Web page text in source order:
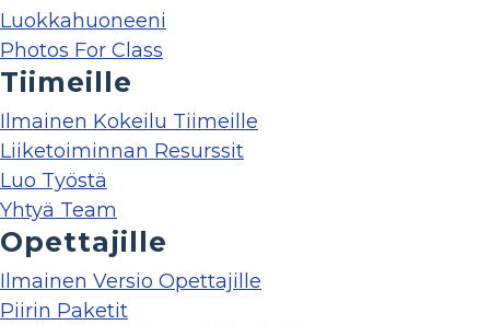
Luokkahuoneeni
Photos For Class
Tiimeille
Ilmainen Kokeilu Tiimeille
Liiketoiminnan Resurssit
Luo Työstä
Yhtyä Team
Opettajille
Ilmainen Versio Opettajille
Piirin Paketit